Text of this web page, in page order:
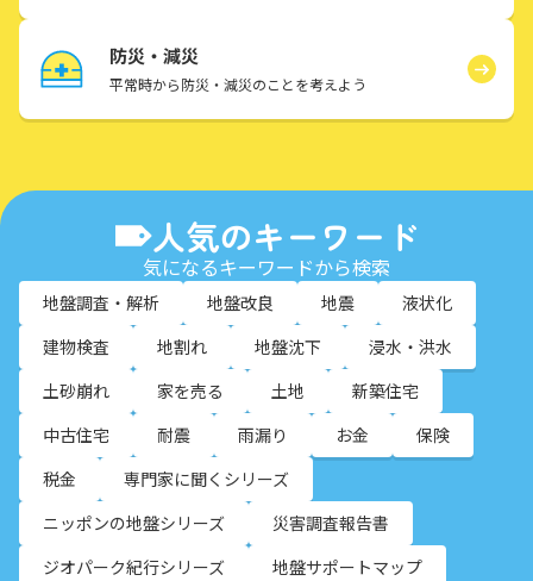
防災・減災
平常時から防災・減災のことを考えよう
人気のキーワード
気になるキーワードから検索
地盤調査・解析 地盤改良 地震
液状化
建物検査
地割れ 地盤沈下
浸水・洪水
土砂崩れ
家を売る 土地
新築住宅
中古住宅
耐震 雨漏り お金
保険
税金
専門家に聞くシリーズ
ニッポンの地盤シリーズ
災害調査報告書
ジオパーク紀行シリーズ
地盤サポートマップ